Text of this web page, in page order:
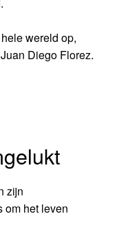
wereld op,
Diego Florez.
zijn
om het leven